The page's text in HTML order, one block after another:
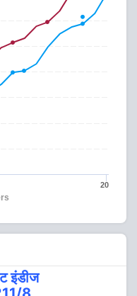
20
इंडीज